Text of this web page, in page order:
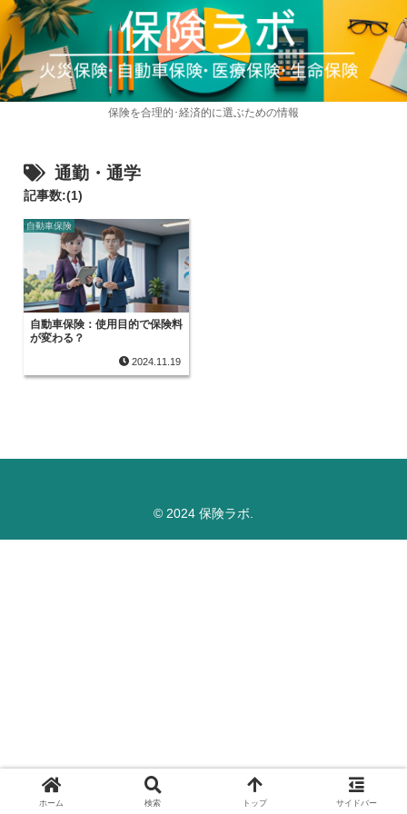
保険を合理的･経済的に選ぶための情報
通勤・通学
記事数:(1)
自動車保険
自動車保険：使用目的で保険料
が変わる？
2024.11.19
© 2024 保険ラボ.
ホーム 検索 トップ サイドバー